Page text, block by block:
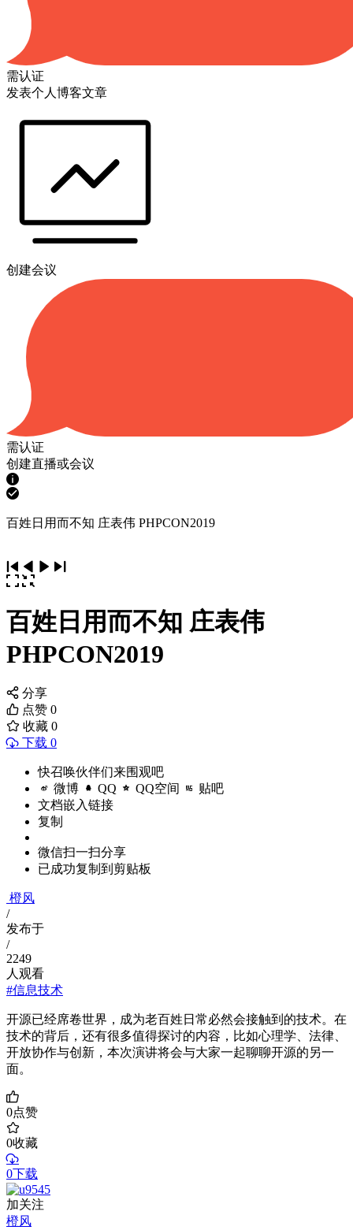
需认证
发表个人博客文章
创建会议
需认证
创建直播或会议
百姓日用而不知 庄表伟 PHPCON2019
百姓日用而不知 庄表伟
PHPCON2019
分享
点赞 0
收藏 0
下载 0
快召唤伙伴们来围观吧
微博 QQ QQ空间 贴吧
文档嵌入链接
复制
微信扫一扫分享
已成功复制到剪贴板
橙风
/
发布于
/
2249
人观看
#信息技术
开源已经席卷世界，成为老百姓日常必然会接触到的技术。在
技术的背后，还有很多值得探讨的内容，比如心理学、法律、
开放协作与创新，本次演讲将会与大家一起聊聊开源的另一
面。
0点赞
0收藏
0下载
加关注
橙风